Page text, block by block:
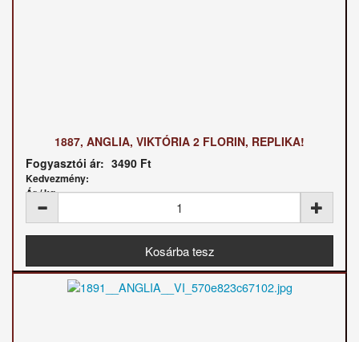
1887, ANGLIA, VIKTÓRIA 2 FLORIN, REPLIKA!
Fogyasztói ár: 3490 Ft
Kedvezmény:
Ár / kg: